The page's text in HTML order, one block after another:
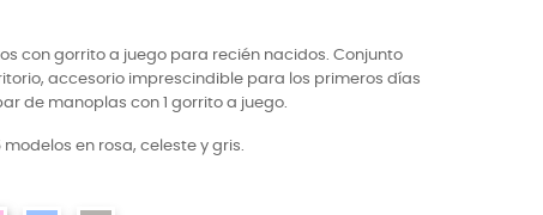
con gorrito a juego para recién nacidos. Conjunto
accesorio imprescindible para los primeros días
de manoplas con 1 gorrito a juego.
en rosa, celeste y gris.